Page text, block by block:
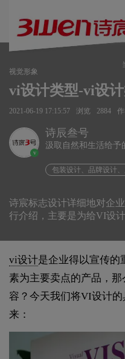
视觉形象
vi设计类型-vi设
2021-06-19 17:15:57 浏览 2884
v
诗辰叁号
汲取自然和生活给予
包装设计、品牌设计
诗宸标志设计详细地对企
行介绍，主要是为给VI设计
vi设计是企业得以宣传的
素为主要卖点的产品，
容？今天我们将VI设计
来：